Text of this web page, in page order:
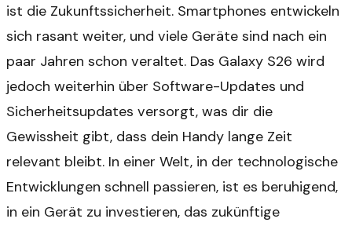
ist die Zukunftssicherheit. Smartphones entwickeln
sich rasant weiter, und viele Geräte sind nach ein
paar Jahren schon veraltet. Das Galaxy S26 wird
jedoch weiterhin über Software-Updates und
Sicherheitsupdates versorgt, was dir die
Gewissheit gibt, dass dein Handy lange Zeit
relevant bleibt. In einer Welt, in der technologische
Entwicklungen schnell passieren, ist es beruhigend,
in ein Gerät zu investieren, das zukünftige